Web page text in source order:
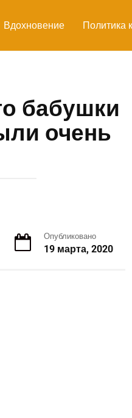
Вдохновение Политика
бабушки
очень
Опубликовано
19 марта, 2020